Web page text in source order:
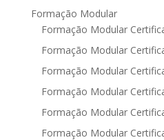
Formação Modular
Formação Modular
Formação Modular
Formação Modular
Formação Modular
Formação Modular
Formação Modular